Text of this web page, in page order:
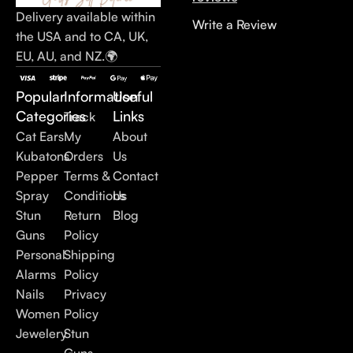
Delivery available within
the USA and to CA, UK,
EU, AU, and NZ.🌍
Popular
Categories
Cat Ears
Kubatons
Pepper
Spray
Stun
Guns
Personal
Alarms
Nails
Women
Jewelery
Information
Track
My
Orders
Terms &
Conditions
Return
Policy
Shipping
Policy
Privacy
Policy
Stun
Useful
Links
About
Us
Contact
Us
Blog
Write a Review